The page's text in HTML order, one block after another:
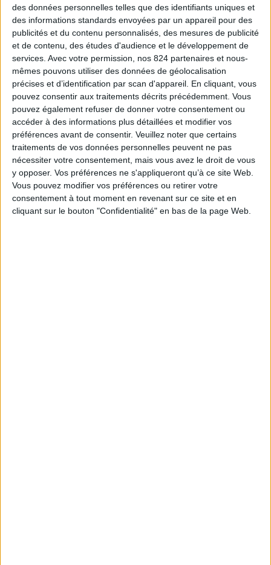
des données personnelles telles que des identifiants uniques et
des informations standards envoyées par un appareil pour des
publicités et du contenu personnalisés, des mesures de publicité
et de contenu, des études d'audience et le développement de
services. Avec votre permission, nos 824 partenaires et nous-
mêmes pouvons utiliser des données de géolocalisation
précises et d’identification par scan d'appareil. En cliquant, vous
pouvez consentir aux traitements décrits précédemment. Vous
pouvez également refuser de donner votre consentement ou
accéder à des informations plus détaillées et modifier vos
préférences avant de consentir. Veuillez noter que certains
traitements de vos données personnelles peuvent ne pas
nécessiter votre consentement, mais vous avez le droit de vous
y opposer. Vos préférences ne s'appliqueront qu’à ce site Web.
Vous pouvez modifier vos préférences ou retirer votre
consentement à tout moment en revenant sur ce site et en
cliquant sur le bouton "Confidentialité" en bas de la page Web.
Magnet bois de pin vintage
FCGB
5,00 € 8,00 €
Plongez dans l’histoire du mythique FCGB avec ce
magnet vinatge en bois de pin des Landes, véritable clin
d'œil aux grandes heures des Girondins. Son style rétro
séduira les passionnés de football et les amateurs
d’objets au charme intemporel. C'est un objet à la fois
resistant et durable, produit par un fournisseur local.